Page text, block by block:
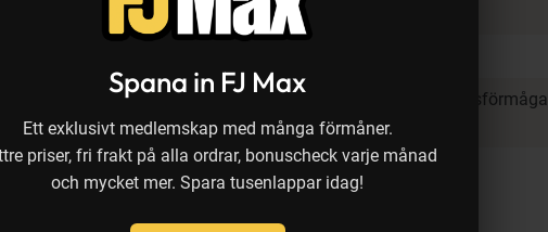
Spana in FJ Max
Ett exklusivt medlemskap med många förmåner.
priser, fri frakt på alla ordrar, bonuscheck varje månad
och mycket mer. Spara tusenlappar idag!
Andas - ventilationsförmåga
(g/m²/24 h)
Varianter